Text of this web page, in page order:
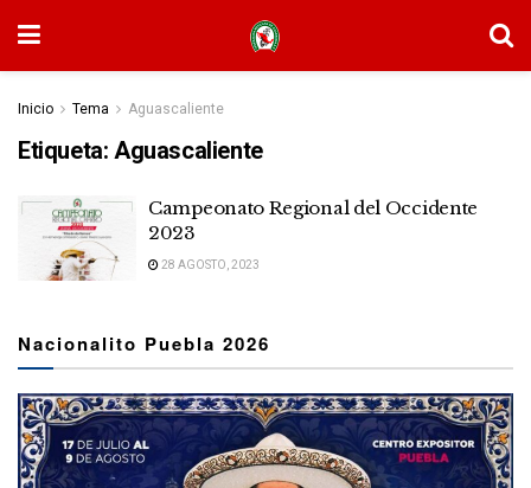
Inicio Tema Aguascaliente
Etiqueta: Aguascaliente
Campeonato Regional del Occidente
2023
28 AGOSTO, 2023
Nacionalito Puebla 2026